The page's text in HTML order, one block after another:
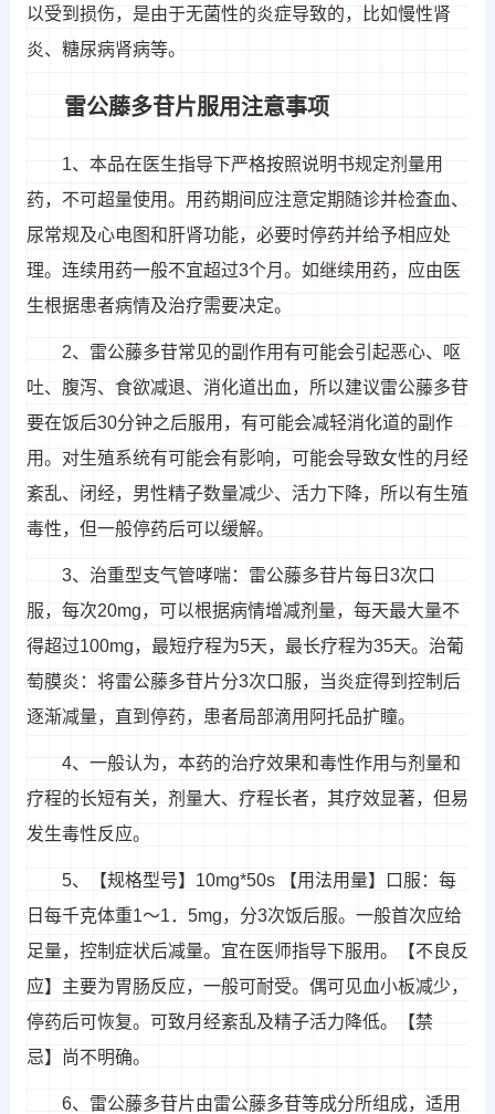
以受到损伤，是由于无菌性的炎症导致的，比如慢性肾
炎、糖尿病肾病等。
雷公藤多苷片服用注意事项
1、本品在医生指导下严格按照说明书规定剂量用
药，不可超量使用。用药期间应注意定期随诊并检査血、
尿常规及心电图和肝肾功能，必要时停药并给予相应处
理。连续用药一般不宜超过3个月。如继续用药，应由医
生根据患者病情及治疗需要决定。
2、雷公藤多苷常见的副作用有可能会引起恶心、呕
吐、腹泻、食欲减退、消化道出血，所以建议雷公藤多苷
要在饭后30分钟之后服用，有可能会减轻消化道的副作
用。对生殖系统有可能会有影响，可能会导致女性的月经
紊乱、闭经，男性精子数量减少、活力下降，所以有生殖
毒性，但一般停药后可以缓解。
3、治重型支气管哮喘：雷公藤多苷片每日3次口
服，每次20mg，可以根据病情增减剂量，每天最大量不
得超过100mg，最短疗程为5天，最长疗程为35天。治葡
萄膜炎：将雷公藤多苷片分3次口服，当炎症得到控制后
逐渐减量，直到停药，患者局部滴用阿托品扩瞳。
4、一般认为，本药的治疗效果和毒性作用与剂量和
疗程的长短有关，剂量大、疗程长者，其疗效显著，但易
发生毒性反应。
5、【规格型号】10mg*50s 【用法用量】口服：每
日每千克体重1～1．5mg，分3次饭后服。一般首次应给
足量，控制症状后减量。宜在医师指导下服用。【不良反
应】主要为胃肠反应，一般可耐受。偶可见血小板减少，
停药后可恢复。可致月经紊乱及精子活力降低。【禁
忌】尚不明确。
6、雷公藤多苷片由雷公藤多苷等成分所组成，适用